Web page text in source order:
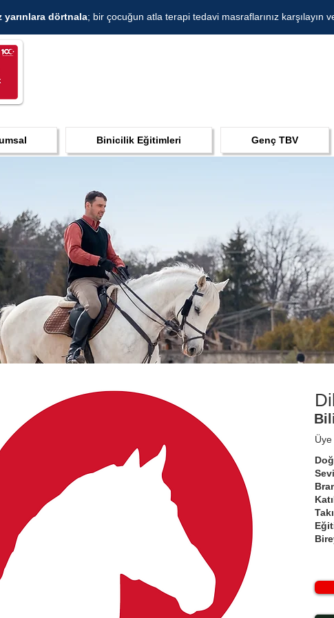
yarınlara dörtnala; bir çocuğun atla terapi tedavi masraflarınız karşılayın
Binicilik Eğitimleri Genç TBV